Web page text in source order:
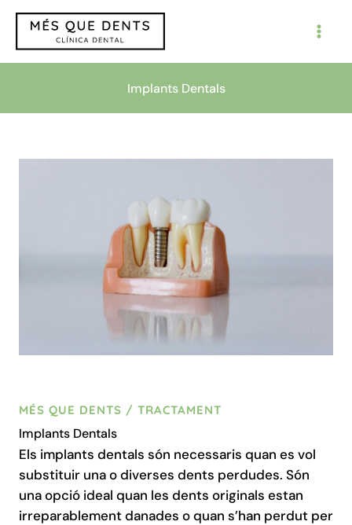
Vés
contingut
Implants Dentals
MÉS QUE DENTS / TRACTAMENT
Implants Dentals
Els implants dentals són necessaris quan es vol
substituir una o diverses dents perdudes. Són
una opció ideal quan les dents originals estan
irreparablement danades o quan s’han perdut per